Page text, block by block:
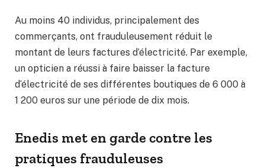
Au moins 40 individus, principalement des
commerçants, ont frauduleusement réduit le
montant de leurs factures d’électricité. Par exemple,
un opticien a réussi à faire baisser la facture
d’électricité de ses différentes boutiques de 6 000 à
1 200 euros sur une période de dix mois.
Enedis met en garde contre les
pratiques frauduleuses